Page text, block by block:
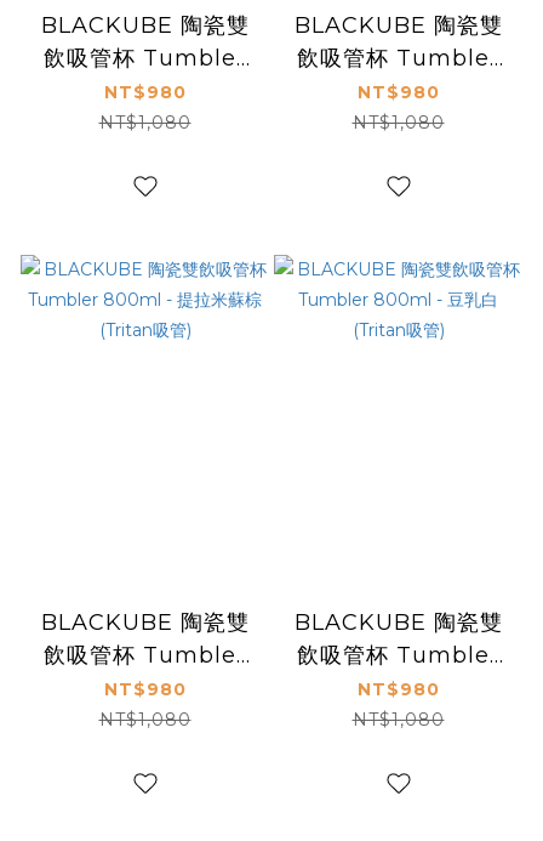
BLACKUBE 陶瓷雙
飲吸管杯 Tumbler
800ml - 櫻花粉
(Tritan吸管)
NT$980
NT$1,080
BLACKUBE 陶瓷雙
飲吸管杯 Tumbler
800ml - 茶芽綠
(Tritan吸管)
NT$980
NT$1,080
BLACKUBE 陶瓷雙
飲吸管杯 Tumbler
800ml - 提拉米蘇棕
(Tritan吸管)
NT$980
NT$1,080
BLACKUBE 陶瓷雙
飲吸管杯 Tumbler
800ml - 豆乳白
(Tritan吸管)
NT$980
NT$1,080